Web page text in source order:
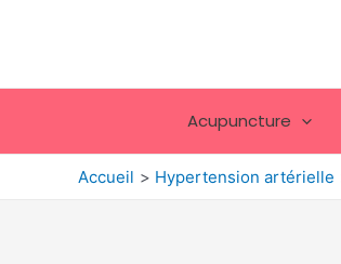
Acupuncture
Accueil Hypertension artérielle